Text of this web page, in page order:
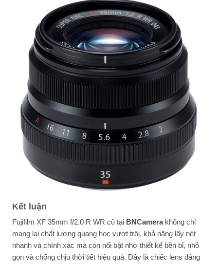
Kết luận
Fujifilm XF 35mm f/2.0 R WR cũ tại BNCamerakhông chỉ
mang lại chất lượng quang học vượt trội, khả năng lấy nét
nhanh và chính xác mà còn nổi bật nhờ thiết kế bền bỉ, nhỏ
gọn và chống chịu thời tiết hiệu quả. Đây là chiếc lens đáng